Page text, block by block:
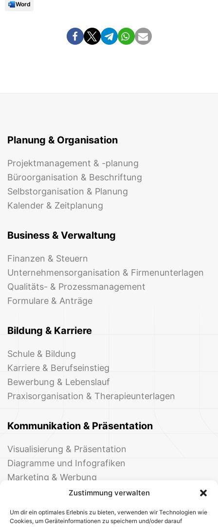
Zustimmung verwalten
Um dir ein optimales Erlebnis zu bieten, verwenden wir Technologien wie
Cookies, um Geräteinformationen zu speichern und/oder darauf
Word
Planung & Organisation
Projektmanagement & -planung
Büroorganisation & Beschriftung
Selbstorganisation & Planung
Kalender & Zeitplanung
Business & Verwaltung
Finanzen & Steuern
Unternehmensorganisation & Firmenunterlagen
Qualitäts- & Prozessmanagement
Formulare & Anträge
Bildung & Karriere
Schule & Bildung
Karriere & Berufseinstieg
Bewerbung & Lebenslauf
Praxisorganisation & Therapieunterlagen
Kommunikation & Präsentation
Visualisierung & Präsentation
Diagramme und Infografiken
Marketing & Werbung
Events & Einladungen